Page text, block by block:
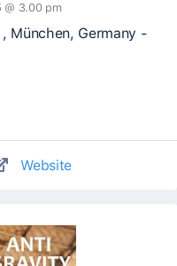
@ 3.00 pm
München, Germany -
Website